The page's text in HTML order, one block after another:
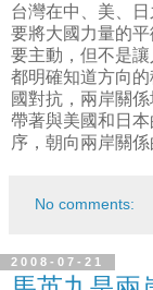
台灣在中、美、
要將大國力量的
要主動，但不是
都明確知道方向
國對抗，兩岸關
帶著與美國和日
序，朝向兩岸關
No comments:
2008-07-21